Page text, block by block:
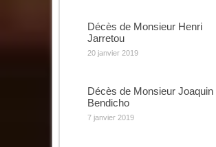
Décès de Monsieur Henri
Jarretou
20 janvier 2019
Décès de Monsieur Joaquin
Bendicho
7 janvier 2019